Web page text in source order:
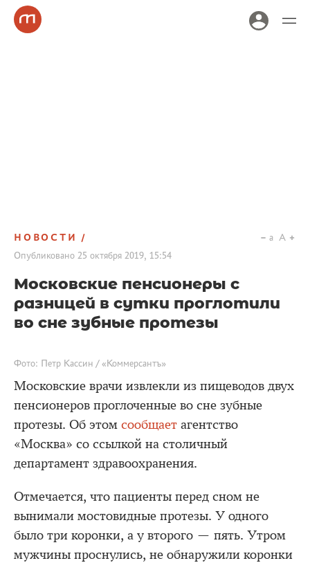
НОВОСТИ
Опубликовано 25 октября 2019, 15:54
a A
Московские пенсионеры с
разницей в сутки проглотили
во сне зубные протезы
Фото: Петр Кассин / «Коммерсантъ»
Московские врачи извлекли из пищеводов двух
пенсионеров проглоченные во сне зубные
протезы. Об этом сообщает агентство
«Москва» со ссылкой на столичный
департамент здравоохранения.
Отмечается, что пациенты перед сном не
вынимали мостовидные протезы. У одного
было три коронки, а у второго — пять. Утром
мужчины проснулись, не обнаружили коронки